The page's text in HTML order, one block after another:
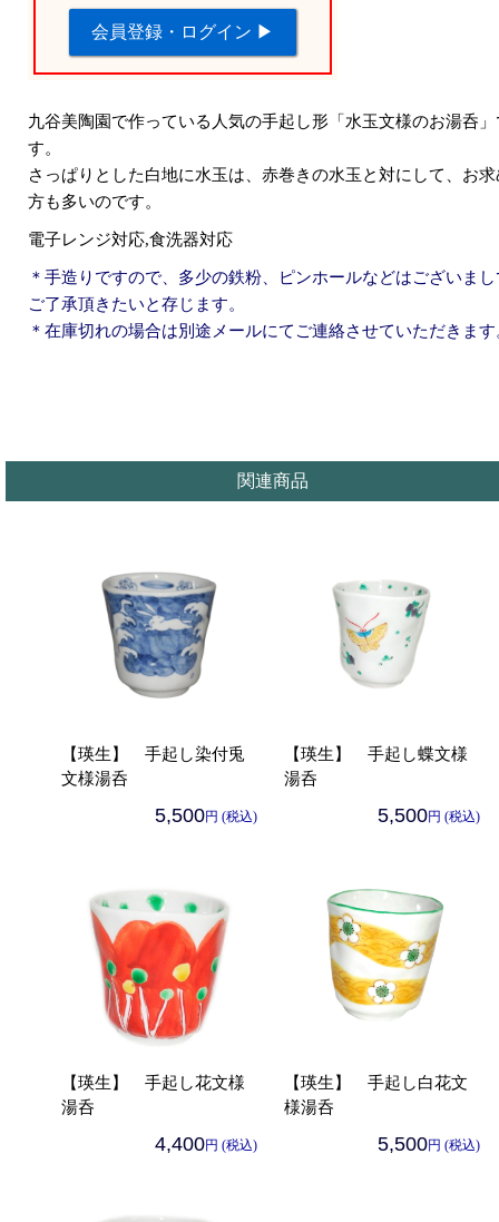
会員登録・ログイン ▶
九谷美陶園で作っている人気の手起し形「水玉文様のお湯呑」
す。
さっぱりとした白地に水玉は、赤巻きの水玉と対にして、お
方も多いのです。
電子レンジ対応,食洗器対応
＊手造りですので、多少の鉄粉、ピンホールなどはございま
ご了承頂きたいと存じます。
＊在庫切れの場合は別途メールにてご連絡させていただきます
関連商品
【瑛生】 手起し染付兎
文様湯呑
5,500円 (税込)
【瑛生】 手起し蝶文様
湯呑
5,500円 (税込)
【瑛生】 手起し花文様
湯呑
4,400円 (税込)
【瑛生】 手起し白花文
様湯呑
5,500円 (税込)